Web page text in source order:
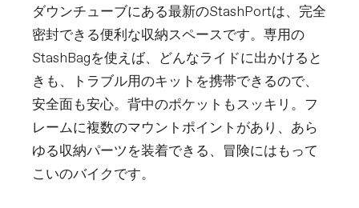
ダウンチューブにある最新のStashPortは、完全
密封できる便利な収納スペースです。専用の
StashBagを使えば、どんなライドに出かけると
きも、トラブル用のキットを携帯できるので、
安全面も安心。背中のポケットもスッキリ。フ
レームに複数のマウントポイントがあり、あら
ゆる収納パーツを装着できる、冒険にはもって
こいのバイクです。